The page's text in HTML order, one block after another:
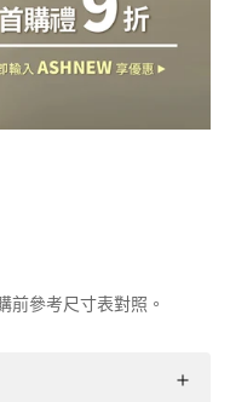
前參考尺寸表對照。